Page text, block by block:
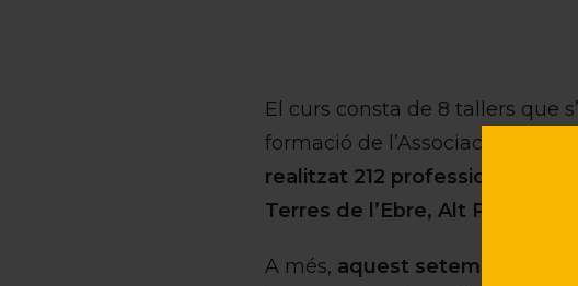
El curs consta de 8 tallers que
formació de l’Associació
realitzat 212 professionals de
Terres de l’Ebre, Alt Pirineu-
A més, aquest setembre